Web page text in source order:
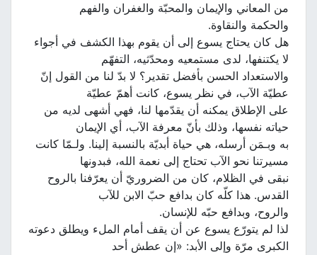
من المعاني والإيمان والمحبّة والغفران والفهم
والحكمة والنقاوة.
هل كان يحتاج يسوع إلى أن يقوم بهذا الكشف في أجواء
لا يكتنفها، لدى مستمعيه ومحدّثيه، التفهّم
والاستعداد الحسن بأفضل تقدير؟ لا بدّ لنا من القول إنّ
عطيّة الآب، في نظر يسوع، كانت أهمّ عطيّة
على الإطلاق يمكنه أن يقدّمها لنا، فهي أشهى لديه من
حياته نفسها، وذلك بأنّ معرفة الآب، أي الإيمان
به وبـمَن أرسله، هي حياة أبديّة بالنسبة إلينا. ولـمّا كانت
مسيرتنا نحو الآب تحتاج إلى نعمة الله، فبدونها
نبقى في الظلام، كان من الضروريّ أن يعرّفنا بالروح
القدس. هذا كلّه كان بدافع حبّ الابن للآب
والروح، وبدافع حبّه للإنسان.
لذا لم يتورّع يسوع عن أن يقف أمام الملء ويطلق دعوته
الكبرى مرّة وإلى الأبد: «إن عطش أحد